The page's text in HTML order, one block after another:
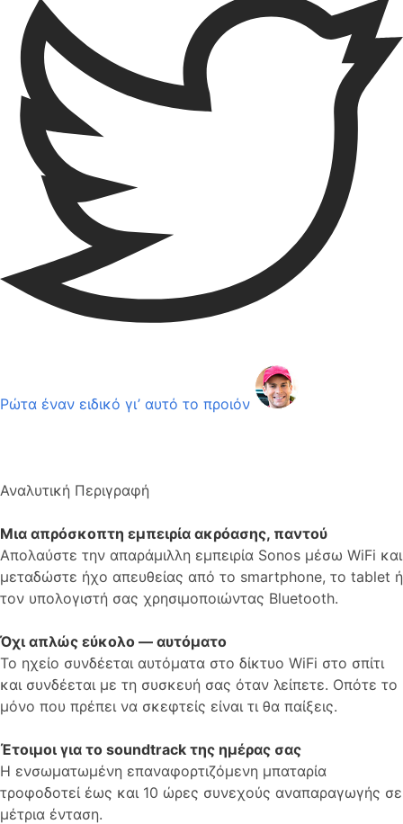
Ρώτα έναν ειδικό γι’ αυτό το προιόν
Αναλυτική Περιγραφή
Μια απρόσκοπτη εμπειρία ακρόασης, παντού
Απολαύστε την απαράμιλλη εμπειρία Sonos μέσω WiFi και
μεταδώστε ήχο απευθείας από το smartphone, το tablet ή
τον υπολογιστή σας χρησιμοποιώντας Bluetooth.
Όχι απλώς εύκολο — αυτόματο
Το ηχείο συνδέεται αυτόματα στο δίκτυο WiFi στο σπίτι
και συνδέεται με τη συσκευή σας όταν λείπετε. Οπότε το
μόνο που πρέπει να σκεφτείς είναι τι θα παίξεις.
Έτοιμοι για το soundtrack της ημέρας σας
Η ενσωματωμένη επαναφορτιζόμενη μπαταρία
τροφοδοτεί έως και 10 ώρες συνεχούς αναπαραγωγής σε
μέτρια ένταση.